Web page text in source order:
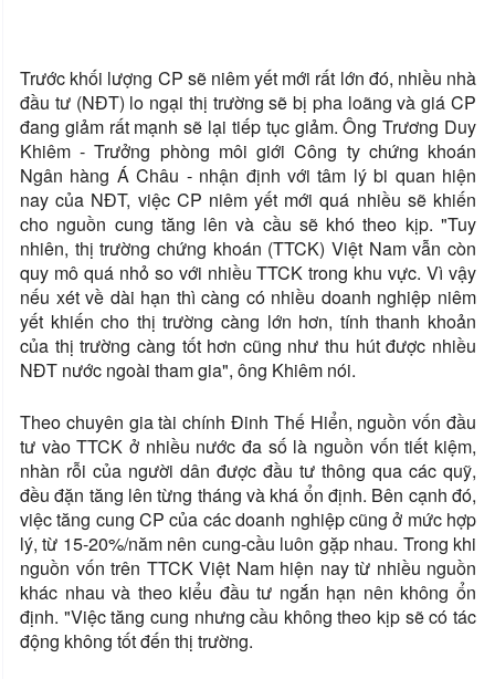
Trước khối lượng CP sẽ niêm yết mới rất lớn đó, nhiều nhà
đầu tư (NĐT) lo ngại thị trường sẽ bị pha loãng và giá CP
đang giảm rất mạnh sẽ lại tiếp tục giảm. Ông Trương Duy
Khiêm - Trưởng phòng môi giới Công ty chứng khoán
Ngân hàng Á Châu - nhận định với tâm lý bi quan hiện
nay của NĐT, việc CP niêm yết mới quá nhiều sẽ khiến
cho nguồn cung tăng lên và cầu sẽ khó theo kịp. "Tuy
nhiên, thị trường chứng khoán (TTCK) Việt Namvẫn còn
quy mô quá nhỏ so với nhiều TTCK trong khu vực. Vì vậy
nếu xét về dài hạn thì càng có nhiều doanh nghiệp niêm
yết khiến cho thị trường càng lớn hơn, tính thanh khoản
của thị trường càng tốt hơn cũng như thu hút được nhiều
NĐT nước ngoài tham gia", ông Khiêm nói.
Theo chuyên gia tài chính Đinh Thế Hiển, nguồn vốn đầu
tư vào TTCK ở nhiều nước đa số là nguồn vốn tiết kiệm,
nhàn rỗi của người dân được đầu tư thông qua các quỹ,
đều đặn tăng lên từng tháng và khá ổn định. Bên cạnh đó,
việc tăng cung CP của các doanh nghiệp cũng ở mức hợp
lý, từ 15-20%/năm nên cung-cầu luôn gặp nhau. Trong khi
nguồn vốn trên TTCK Việt Namhiện nay từ nhiều nguồn
khác nhau và theo kiểu đầu tư ngắn hạn nên không ổn
định. "Việc tăng cung nhưng cầu không theo kịp sẽ có tác
động không tốt đến thị trường.